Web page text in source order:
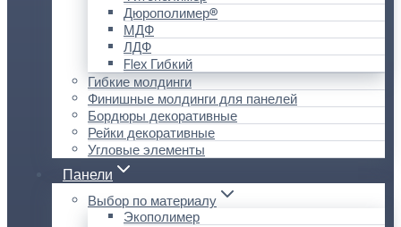
Дюрополимер®
МДФ
ЛДФ
Flex Гибкий
Гибкие молдинги
Финишные молдинги для панелей
Бордюры декоративные
Рейки декоративные
Угловые элементы
Панели
Выбор по материалу
Экополимер